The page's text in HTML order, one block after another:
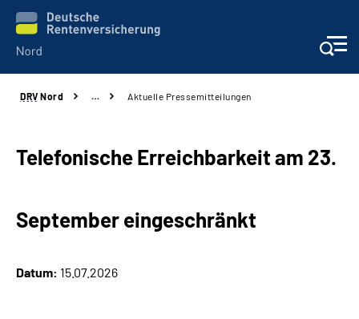
Aktuelles
Services
DRV Nord … Aktuelle Pressemitteilungen
Telefonische Erreichbarkeit am 23.
September eingeschränkt
Datum: 15.07.2026